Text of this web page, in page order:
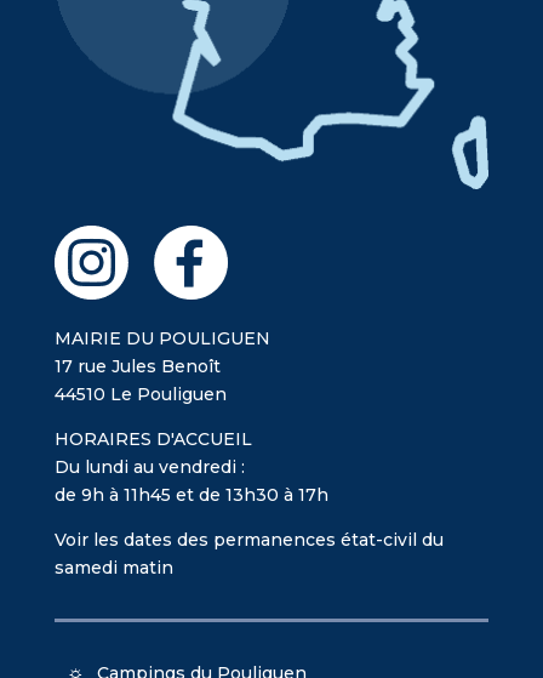
MAIRIE DU POULIGUEN
17 rue Jules Benoît
44510 Le Pouliguen
HORAIRES D'ACCUEIL
Du lundi au vendredi :
de 9h à 11h45 et de 13h30 à 17h
Voir les dates des permanences état-civil du
samedi matin
Campings du Pouliguen